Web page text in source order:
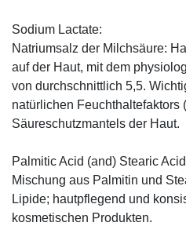
Sodium Lactate:
Natriumsalz der Milchsäure:
auf der Haut, mit dem
von durchschnittlich 5,5.
natürlichen Feuchthaltefaktors
Säureschutzmantels der Haut.
Palmitic Acid (and) Stearic
Mischung aus Palmitin und
Lipide; hautpflegend und
kosmetischen Produkten.